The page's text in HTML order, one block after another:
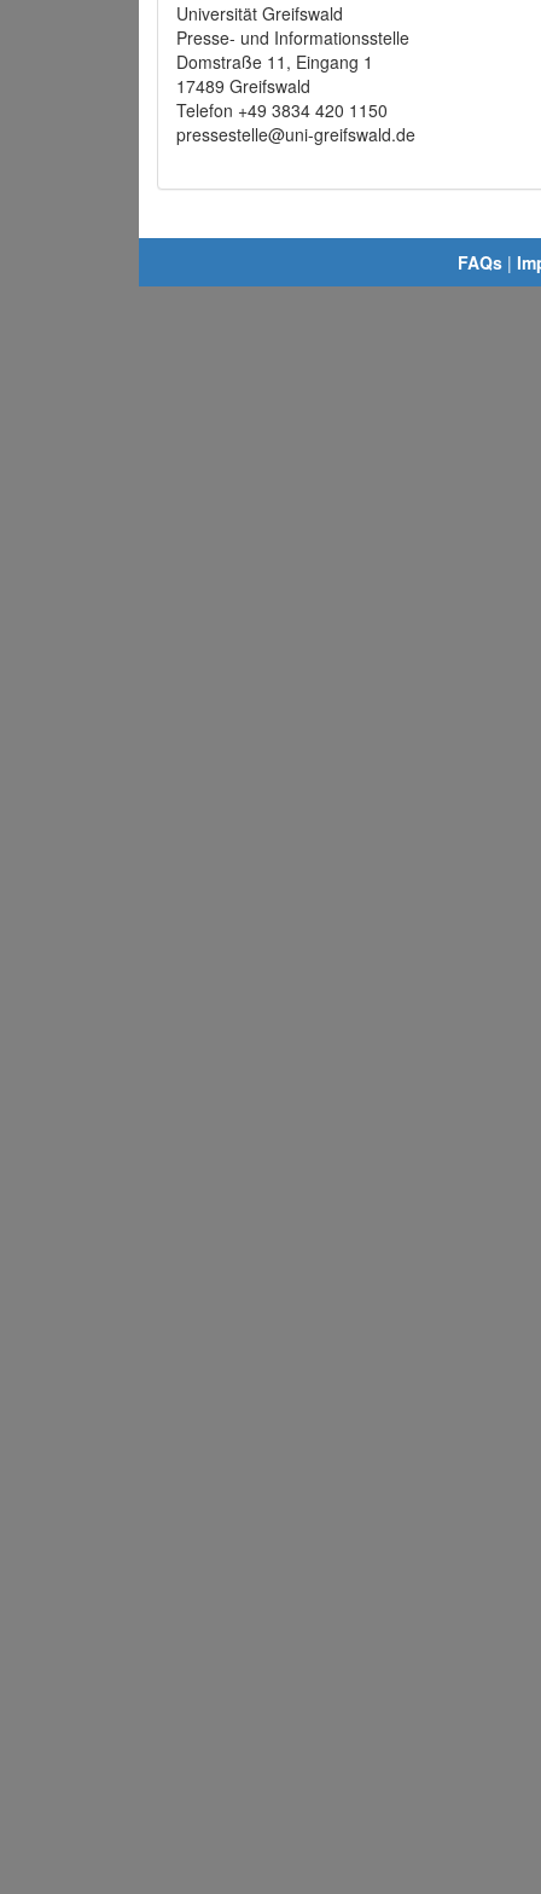
Universität Greifswald
Presse- und Informationsstelle
Domstraße 11, Eingang 1
17489 Greifswald
Telefon +49 3834 420 1150
pressestelle@uni-greifswald.de
FAQs |